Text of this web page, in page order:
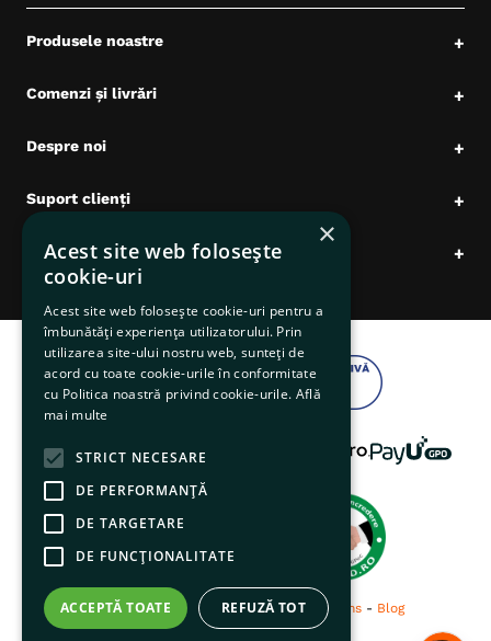
Produsele noastre +
Comenzi și livrări +
Despre noi +
Suport clienți +
Date comerciale +
© 2026 pentruanimale.ro -Privacy Terms- Blog
×
Acest site web folosește
cookie-uri
Acest site web folosește cookie-uri pentru a
îmbunătăți experiența utilizatorului. Prin
utilizarea site-ului nostru web, sunteți de
acord cu toate cookie-urile în conformitate
cu Politica noastră privind cookie-urile. Află
mai multe
STRICT NECESARE
DE PERFORMANȚĂ
DE TARGETARE
DE FUNCŢIONALITATE
ACCEPTĂ TOATE REFUZĂ TOT